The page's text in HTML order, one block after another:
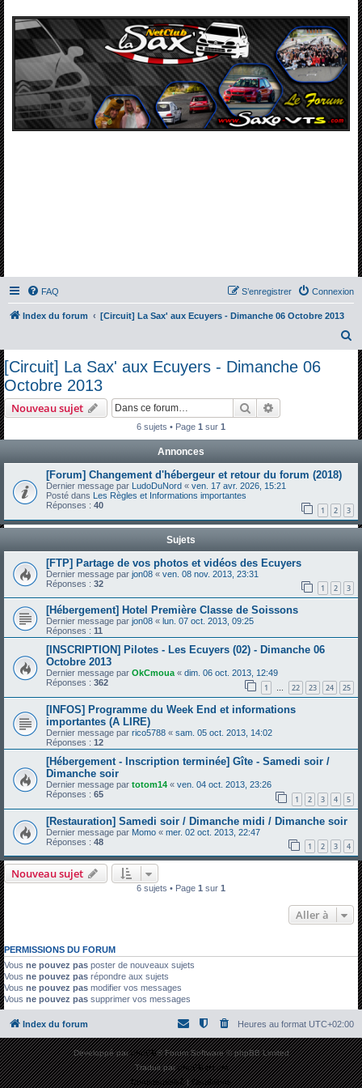
FAQ Connexion
S’enregistrer
Index du forum
[Circuit] La Sax' aux Ecuyers - Dimanche 06 Octobre 2013
[Circuit] La Sax' aux Ecuyers - Dimanche 06
Octobre 2013
Nouveau sujet RechercherRecherche
6 sujets • Page 1 sur 1
Annonces
[Forum] Changement d'hébergeur et retour du forum (2018)
Dernier message par LudoDuNord « ven. 17 avr. 2026, 15:21
Posté dans Les Règles et Informations importantes
Réponses : 40 1 2 3
Sujets
[FTP] Partage de vos photos et vidéos des Ecuyers
Dernier message par jon08 « ven. 08 nov. 2013, 23:31
Réponses : 32 1 2 3
[Hébergement] Hotel Première Classe de Soissons
Dernier message par jon08 « lun. 07 oct. 2013, 09:25
Réponses : 11
[INSCRIPTION] Pilotes - Les Ecuyers (02) - Dimanche 06
Octobre 2013
Dernier message par OkCmoua « dim. 06 oct. 2013, 12:49
Réponses : 362 1 … 22 23 24 25
[INFOS] Programme du Week End et informations
importantes (A LIRE)
Dernier message par rico5788 « sam. 05 oct. 2013, 14:02
Réponses : 12
[Hébergement - Inscription terminée] Gîte - Samedi soir /
Dimanche soir
Dernier message par totom14 « ven. 04 oct. 2013, 23:26
Réponses : 65 1 2 3 4 5
[Restauration] Samedi soir / Dimanche midi / Dimanche soir
Dernier message par Momo « mer. 02 oct. 2013, 22:47
Réponses : 48 1 2 3 4
Nouveau sujet
6 sujets • Page 1 sur 1
Aller à
PERMISSIONS DU FORUM
Vous ne pouvez pas poster de nouveaux sujets
Vous ne pouvez pas répondre aux sujets
Vous ne pouvez pas modifier vos messages
Vous ne pouvez pas supprimer vos messages
Index du forum Heures au format UTC+02:00
Développé parphpBB® Forum Software © phpBB Limited
Traduit parphpBB-fr.com
Confidentialité|Conditions